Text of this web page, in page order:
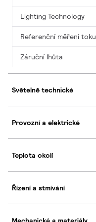
Lighting Technology
Referenční měření toku
Záruční lhůta
Světelně technické
Provozní a elektrické
Teplota okolí
Řízení a stmívání